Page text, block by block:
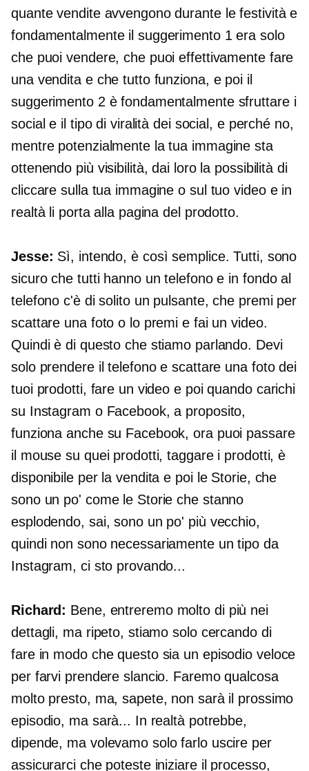
quante vendite avvengono durante le festività e
fondamentalmente il suggerimento 1 era solo
che puoi vendere, che puoi effettivamente fare
una vendita e che tutto funziona, e poi il
suggerimento 2 è fondamentalmente sfruttare i
social e il tipo di viralità dei social, e perché no,
mentre potenzialmente la tua immagine sta
ottenendo più visibilità, dai loro la possibilità di
cliccare sulla tua immagine o sul tuo video e in
realtà li porta alla pagina del prodotto.
Jesse: Sì, intendo, è così semplice. Tutti, sono
sicuro che tutti hanno un telefono e in fondo al
telefono c'è di solito un pulsante, che premi per
scattare una foto o lo premi e fai un video.
Quindi è di questo che stiamo parlando. Devi
solo prendere il telefono e scattare una foto dei
tuoi prodotti, fare un video e poi quando carichi
su Instagram o Facebook, a proposito,
funziona anche su Facebook, ora puoi passare
il mouse su quei prodotti, taggare i prodotti, è
disponibile per la vendita e poi le Storie, che
sono un po' come le Storie che stanno
esplodendo, sai, sono un po' più vecchio,
quindi non sono necessariamente un tipo da
Instagram, ci sto provando...
Richard: Bene, entreremo molto di più nei
dettagli, ma ripeto, stiamo solo cercando di
fare in modo che questo sia un episodio veloce
per farvi prendere slancio. Faremo qualcosa
molto presto, ma, sapete, non sarà il prossimo
episodio, ma sarà... In realtà potrebbe,
dipende, ma volevamo solo farlo uscire per
assicurarci che poteste iniziare il processo,